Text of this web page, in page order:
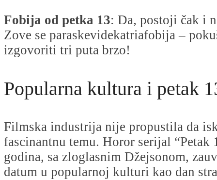
Fobija od petka 13: Da, postoji čak i
Zove se paraskevidekatriafobija –
izgovoriti tri puta brzo!
Popularna kultura i petak
Filmska industrija nije propustila da
fascinantnu temu. Horor serijal “Petak
godina, sa zloglasnim Džejsonom,
datum u popularnoj kulturi kao dan